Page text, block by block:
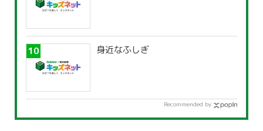
身近なふしぎ
Recommended by